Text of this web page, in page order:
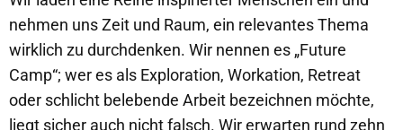
nehmen uns Zeit und Raum, ein relevantes Thema
wirklich zu durchdenken. Wir nennen es „Future
Camp“; wer es als Exploration, Workation, Retreat
oder schlicht belebende Arbeit bezeichnen möchte,
liegt sicher auch nicht falsch. Wir erwarten rund zehn